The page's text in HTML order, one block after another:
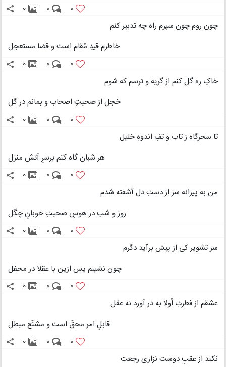
0
0
0
چون روم چون سپرم راه چه تدبیر کنم
خاطرم قیدِ مُقام است و قضا مستعجل
0
0
0
خاکِ ره گل کنم از گریه و ترسم که شوم
خجل از صحبتِ اصحاب و بمانم در گل
0
0
0
تا سحرگاه ز تاب و تفِ اندوهِ خلیل
هر شبان گاه کنم برسرِ آتش منزل
0
0
0
من به پیرانه سر از دستِ دل آشفته شدم
روز و شب در هوسِ صحبتِ خوبانِ چگل
0
0
0
سر تشویر کی از پیش برآید دگرم
چون نشینم پس ازین با عقلا در محفل
0
0
0
عشقم از فطرتِ اُولا به در آورد نه عقل
قابلِ امر محقّ است و مشنّع مبطل
0
0
0
نکند از عقبِ دوست نزاری رجعت